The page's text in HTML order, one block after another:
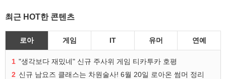
최근 HOT한 콘텐츠
로아 게임 IT 유머 연예
1 "생각보다 재밌네" 신규 주사위 게임 티카투카 호평
2 신규 남요즈 클래스는 차원술사! 6월 20일 로아온 썸머 정리